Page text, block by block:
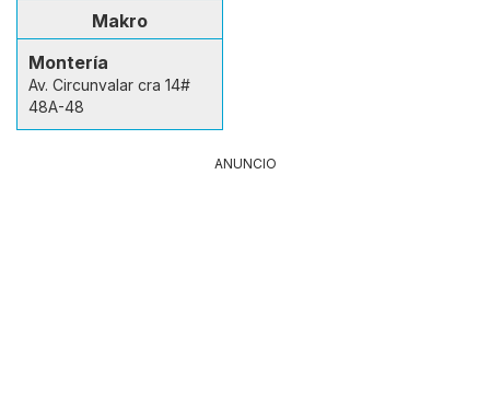
Makro
Montería
Av. Circunvalar cra 14#
48A-48
ANUNCIO